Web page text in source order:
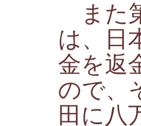
また
は、日
金を返
ので、
田に八